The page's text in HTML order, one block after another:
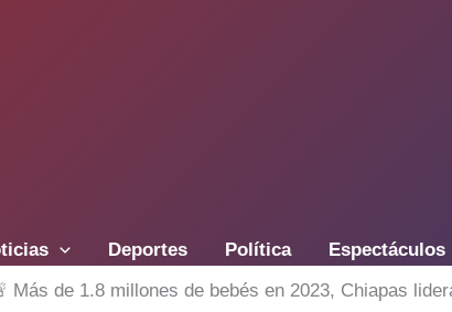
Deportes Política Espectáculos
Más de 1.8 millones de bebés en 2023, Chiapas